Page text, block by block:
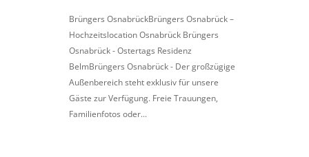
Brüngers OsnabrückBrüngers Osnabrück –
Hochzeitslocation Osnabrück Brüngers
Osnabrück - Ostertags Residenz
BelmBrüngers Osnabrück - Der großzügige
Außenbereich steht exklusiv für unsere
Gäste zur Verfügung. Freie Trauungen,
Familienfotos oder...